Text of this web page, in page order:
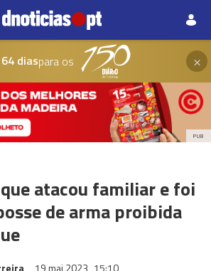
64 diaspara os ×
PUB
atacou familiar e foi
de arma proibida
19 mai 2023 15:10